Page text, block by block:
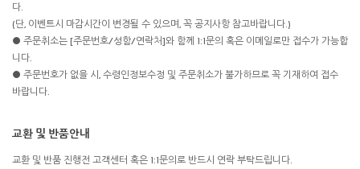
다.
(단, 이벤트시 마감시간이 변경될 수 있으며, 꼭 공지사항 참고바랍니다.)
● 주문취소는 [주문번호/성함/연락처]와 함께 1:1문의 혹은 이메일로만 접수가 가능합
니다.
● 주문번호가 없을 시, 수령인정보수정 및 주문취소가 불가하므로 꼭 기재하여 접수
바랍니다.
교환 및 반품안내
교환 및 반품 진행전 고객센터 혹은 1:1문의로 반드시 연락 부탁드립니다.